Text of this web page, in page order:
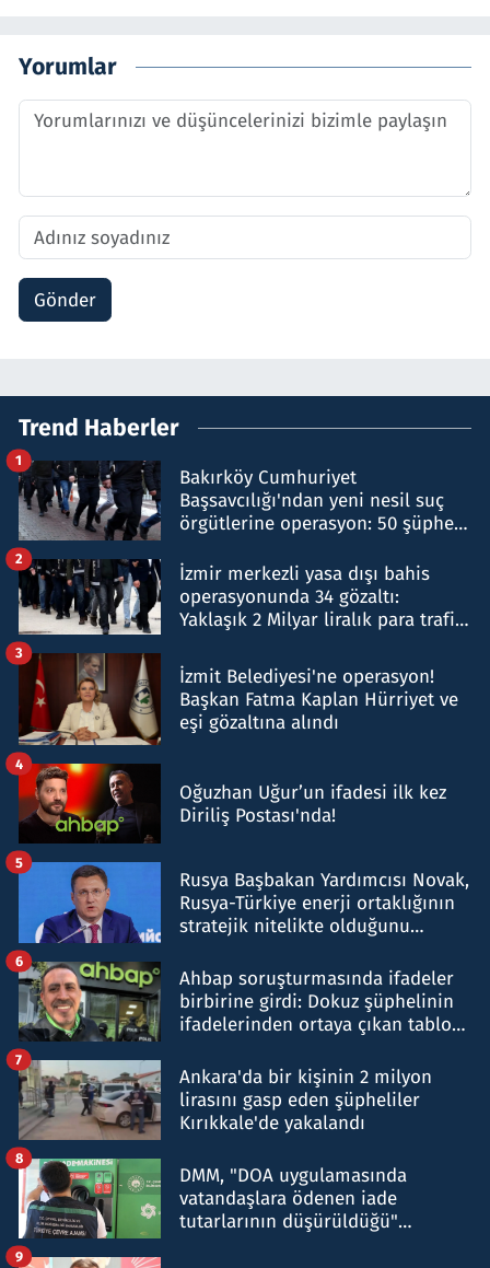
Yorumlar
Gönder
Trend Haberler
Bakırköy Cumhuriyet
Başsavcılığı'ndan yeni nesil suç
örgütlerine operasyon: 50 şüpheli
1
İzmir merkezli yasa dışı bahis
operasyonunda 34 gözaltı:
Yaklaşık 2 Milyar liralık para trafiği
2
İzmit Belediyesi'ne operasyon!
Başkan Fatma Kaplan Hürriyet ve
eşi gözaltına alındı
3
Oğuzhan Uğur’un ifadesi ilk kez
Diriliş Postası'nda!
4
Rusya Başbakan Yardımcısı Novak,
Rusya-Türkiye enerji ortaklığının
stratejik nitelikte olduğunu
5
Ahbap soruşturmasında ifadeler
birbirine girdi: Dokuz şüphelinin
ifadelerinden ortaya çıkan tablo
6
Ankara'da bir kişinin 2 milyon
lirasını gasp eden şüpheliler
Kırıkkale'de yakalandı
7
DMM, "DOA uygulamasında
vatandaşlara ödenen iade
tutarlarının düşürüldüğü"
8
9